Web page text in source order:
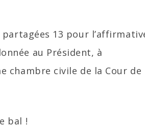
partagées 13 pour
au Président, à
chambre civile de la Cour de
bal !